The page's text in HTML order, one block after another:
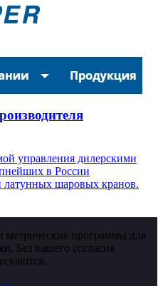
управления дилерскими
в России
латунных шаровых кранов.
программы для
Без вашего согласия